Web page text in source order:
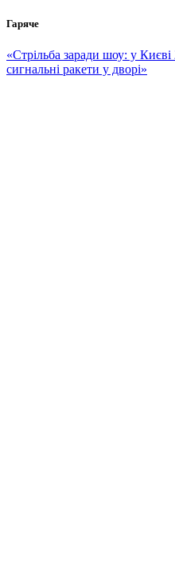
Перейти
вмісту
Гаряче
«Стрільба заради шоу: у
сигнальні ракети у дворі»